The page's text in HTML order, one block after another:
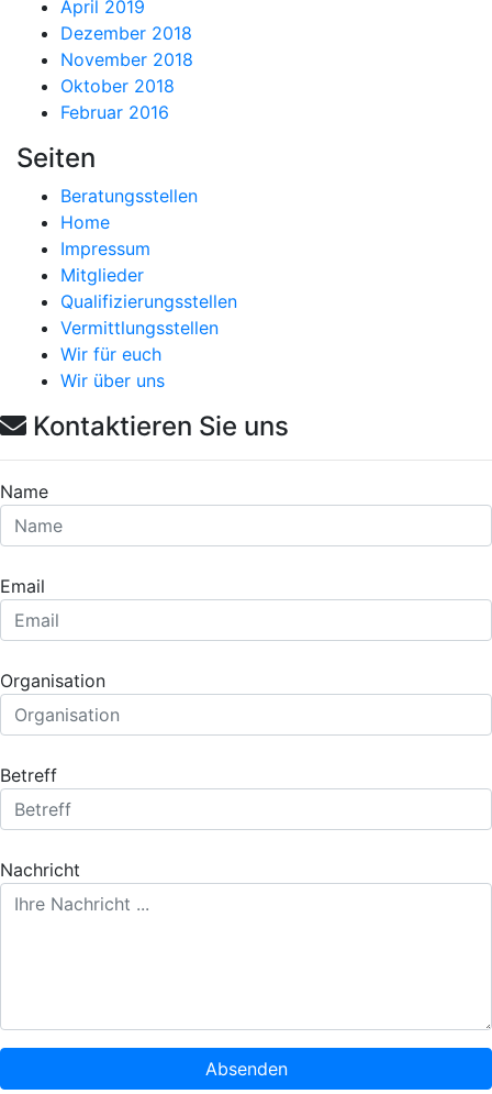
April 2019
Dezember 2018
November 2018
Oktober 2018
Februar 2016
Seiten
Beratungsstellen
Home
Impressum
Mitglieder
Qualifizierungsstellen
Vermittlungsstellen
Wir für euch
Wir über uns
Kontaktieren Sie uns
Name
Email
Organisation
Betreff
Nachricht